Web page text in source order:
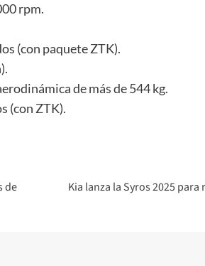
rpm.
(con paquete ZTK).
de más de 544 kg.
(con ZTK).
de
Kia lanza la Syros 2025